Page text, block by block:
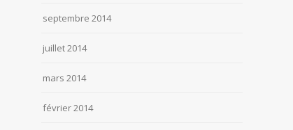
septembre 2014
juillet 2014
mars 2014
février 2014